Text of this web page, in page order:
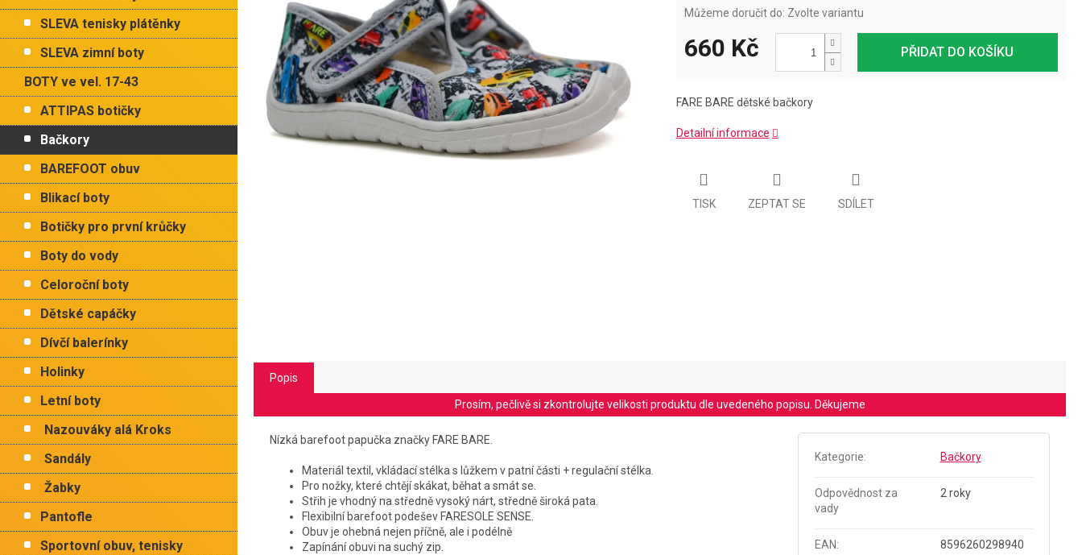
n
l
SLEVA tenisky plátěnky
SLEVA zimní boty
BOTY ve vel. 17-43
ATTIPAS botičky
Bačkory
BAREFOOT obuv
Blikací boty
Botičky pro první krůčky
Boty do vody
Celoroční boty
Dětské capáčky
Dívčí balerínky
Holinky
Letní boty
Nazouváky alá Kroks
Sandály
Žabky
Pantofle
Sportovní obuv, tenisky
Můžeme doručit do: Zvolte variantu
PŘIDAT DO KOŠÍKU
660 Kč
FARE BARE dětské bačkory
Detailní informace
TISK ZEPTAT SE SDÍLET
Popis
Prosím, pečlivě si zkontrolujte velikosti produktu dle uvedeného popisu. Děkujeme
Nízká barefoot papučka značky FARE BARE.
Materiál textil, vkládací stélka s lůžkem v patní části + regulační stélka.
Pro nožky, které chtějí skákat, běhat a smát se.
Střih je vhodný na středně vysoký nárt, středně široká pata.
Flexibilní barefoot podešev FARESOLE SENSE.
Obuv je ohebná nejen příčně, ale i podélně
Zapínání obuvi na suchý zip.
Kategorie: Bačkory
Odpovědnost za
vady
2 roky
EAN: 8596260298940